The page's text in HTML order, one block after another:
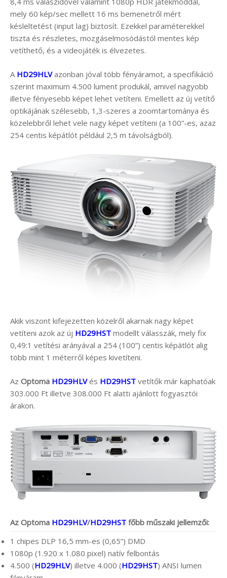
mely 60 kép/sec mellett 16 ms bemenetről mért
késleltetést (input lag) biztosít. Ezekkel paraméterekkel
tiszta és részletes, mozgáselmosódástól mentes kép
vetíthető, és a videojáték is élvezetes.
A HD29HLVazonban jóval több fényáramot, a specifikáció
szerint maximum 4.500 lument produkál, amivel nagyobb
illetve fényesebb képet lehet vetíteni. Emellett az új vetítő
optikájának szélesebb, 1,3-szeres a zoomtartománya és
közelebbről lehet vele nagy képet vetíteni (a 100”-es, azaz
254 centis képátlót például 2,5 m távolságból).
Akik viszont kifejezetten közelről akarnak nagy képet
vetíteni azok az új HD29HST modellt válasszák, mely fix
0,49:1 vetítési arányával a 254 (100”) centis képátlót alig
több mint 1 méterről képes kivetíteni.
Az Optoma HD29HLVés HD29HST vetítők már kaphatóak
303.000 Ft illetve 308.000 Ft alatti ajánlott fogyasztói
árakon.
Az Optoma HD29HLV/HD29HST főbb műszaki jellemzői:
1 chipes DLP 16,5 mm-es (0,65”) DMD
1080p (1.920 x 1.080 pixel) natív felbontás
4.500 (HD29HLV) illetve 4.000 (HD29HST) ANSI lumen